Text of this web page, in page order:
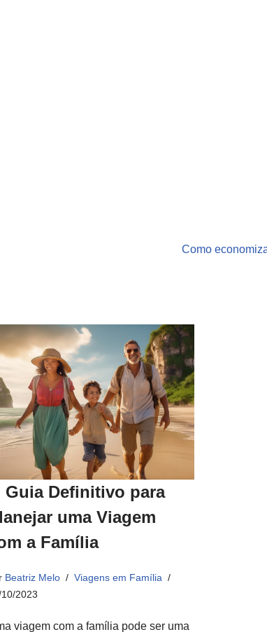
Como
Guia Definitivo para
uma Viagem
a Família
Beatriz Melo
Viagens em Família
2023
viagem com a família pode ser uma